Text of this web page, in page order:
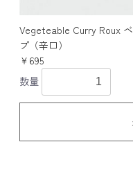
Vegeteable Curry Roux
プ（辛口）
￥695
数量